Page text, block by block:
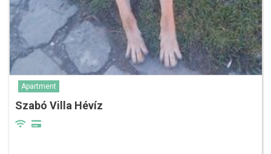
Apartment
Szabó Villa Hévíz